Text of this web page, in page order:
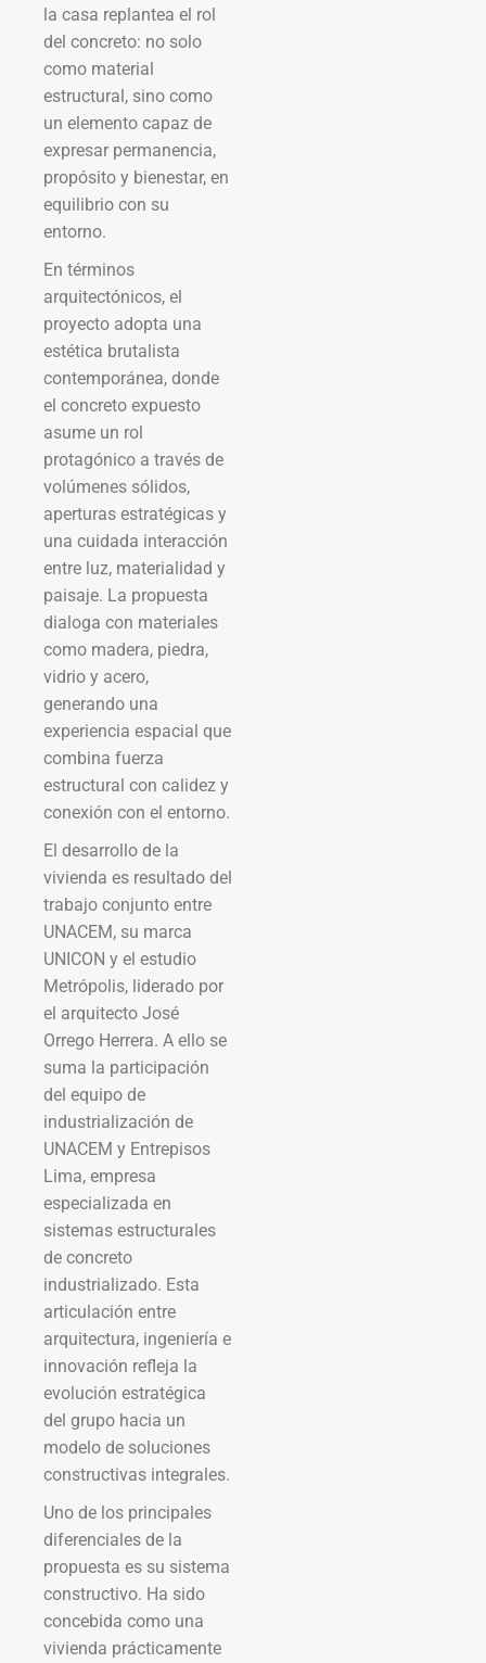
la casa replantea el rol
del concreto: no solo
como material
estructural, sino como
un elemento capaz de
expresar permanencia,
propósito y bienestar, en
equilibrio con su
entorno.
En términos
arquitectónicos, el
proyecto adopta una
estética brutalista
contemporánea, donde
el concreto expuesto
asume un rol
protagónico a través de
volúmenes sólidos,
aperturas estratégicas y
una cuidada interacción
entre luz, materialidad y
paisaje. La propuesta
dialoga con materiales
como madera, piedra,
vidrio y acero,
generando una
experiencia espacial que
combina fuerza
estructural con calidez y
conexión con el entorno.
El desarrollo de la
vivienda es resultado del
trabajo conjunto entre
UNACEM, su marca
UNICON y el estudio
Metrópolis, liderado por
el arquitecto José
Orrego Herrera. A ello se
suma la participación
del equipo de
industrialización de
UNACEM y Entrepisos
Lima, empresa
especializada en
sistemas estructurales
de concreto
industrializado. Esta
articulación entre
arquitectura, ingeniería e
innovación refleja la
evolución estratégica
del grupo hacia un
modelo de soluciones
constructivas integrales.
Uno de los principales
diferenciales de la
propuesta es su sistema
constructivo. Ha sido
concebida como una
vivienda prácticamente